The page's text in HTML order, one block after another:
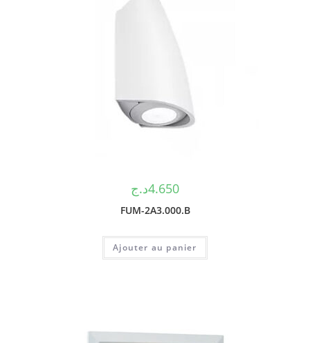
4.650د.ج
FUM-2A3.000.B
Ajouter au panier